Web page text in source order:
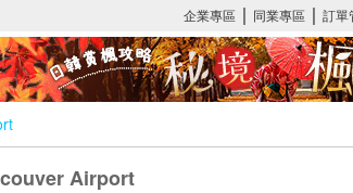
Airport